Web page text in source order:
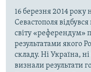
16 березня 2014 року
Севастополя
світу «референдум»
результатами якого
складу. Ні Україна,
визнали результати